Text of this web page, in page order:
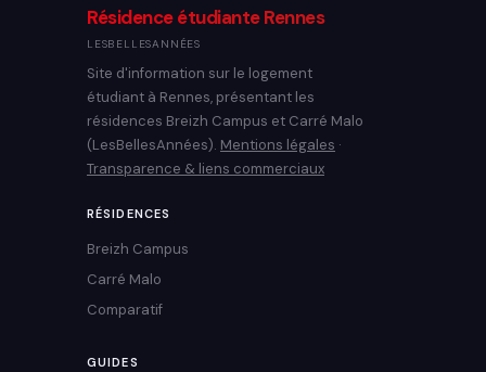
Résidence étudiante Rennes
LESBELLESANNÉES
Site d'information sur le logement
étudiant à Rennes, présentant les
résidences Breizh Campus et Carré Malo
(LesBellesAnnées). Mentions légales ·
Transparence & liens commerciaux
RÉSIDENCES
Breizh Campus
Carré Malo
Comparatif
GUIDES